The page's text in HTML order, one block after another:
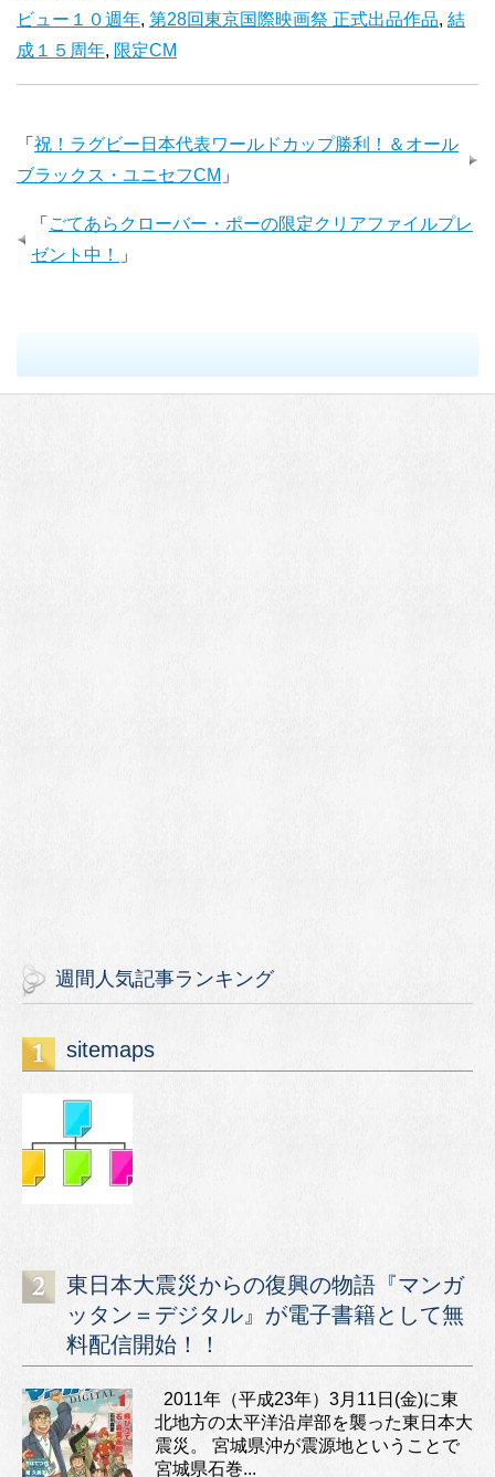
ビュー１０週年, 第28回東京国際映画祭 正式出品作品, 結
成１５周年, 限定CM
「 祝！ラグビー日本代表ワールドカップ勝利！＆オール
ブラックス・ユニセフCM 」
「 ごてあらクローバー・ポーの限定クリアファイルプレ
ゼント中！
」
週間人気記事ランキング
sitemaps
東日本大震災からの復興の物語『マンガ
ッタン＝デジタル』が電子書籍として無
料配信開始！！
2011年（平成23年）3月11日(金)に東
北地方の太平洋沿岸部を襲った東日本大
震災。 宮城県沖が震源地ということで
宮城県石巻...